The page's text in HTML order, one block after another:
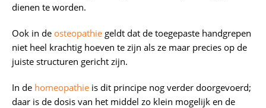
dienen te worden.
Ook in de osteopathie geldt dat de toegepaste handgrepen
niet heel krachtig hoeven te zijn als ze maar precies op de
juiste structuren gericht zijn.
In de homeopathie is dit principe nog verder doorgevoerd;
daar is de dosis van het middel zo klein mogelijk en de